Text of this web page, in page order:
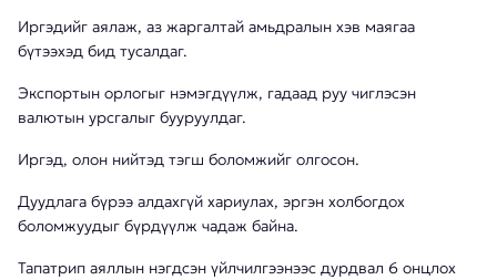
Иргэдийг аялаж, аз жаргалтай амьдралын хэв маягаа
бүтээхэд бид тусалдаг.
Экспортын орлогыг нэмэгдүүлж, гадаад руу чиглэсэн
валютын урсгалыг бууруулдаг.
Иргэд, олон нийтэд тэгш боломжийг олгосон.
Дуудлага бүрээ алдахгүй хариулах, эргэн холбогдох
боломжуудыг бүрдүүлж чадаж байна.
Тапатрип аяллын нэгдсэн үйлчилгээнээс дурдвал 6 онцлох